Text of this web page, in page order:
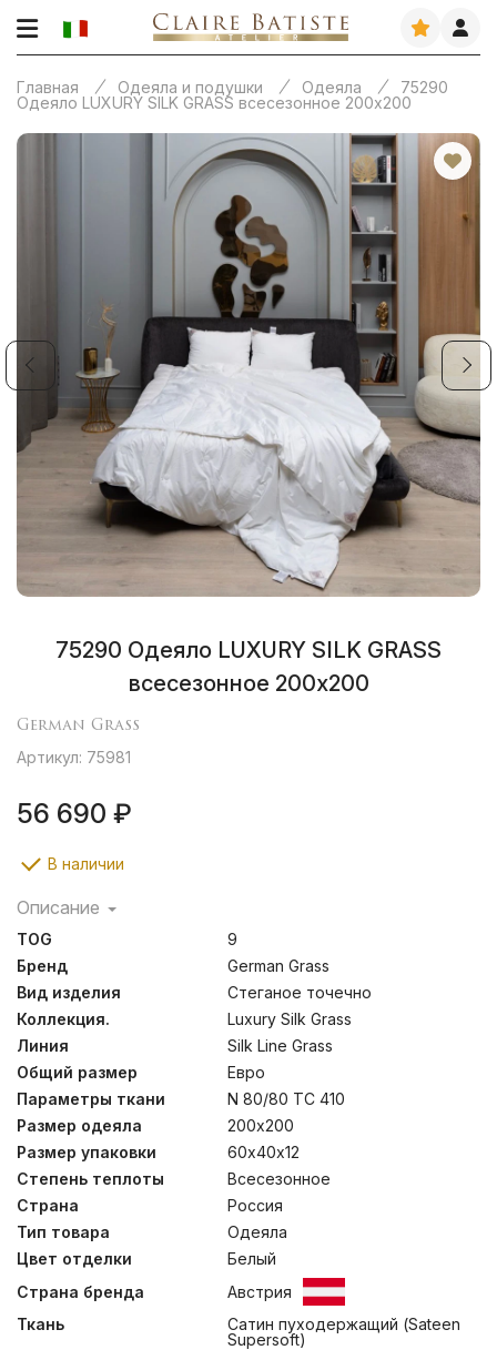
Главная Одеяла и подушки Одеяла
75290
Одеяло LUXURY SILK GRASS всесезонное 200х200
75290 Одеяло LUXURY SILK GRASS
всесезонное 200х200
German Grass
Артикул: 75981
56 690 ₽
В наличии
Описание
Luxury Silk Grass – это шелковая нежность и
изящество. Нежная и мягкая ткань Sateen Supersoft
искусно подчеркивает шелковистым глянцем всю
прелесть обольстительной коллекции. Эксклюзивная
«точечная» стежка одеял подчеркивает высокое
качество длинного и тонкого природного шелкового
волокна Mulberry. Классические подушки с
двусоставным внутренним наполнителем состоят на
85% из натуральной шелковой оболочки и на 15% из
инновационного синтетического 4-L волокна, 100%
Polyester® (предназначенного для придания
несминаемого объема). Рекомендована только сухая
чистка.
TOG
9
Бренд
German Grass
Вид изделия
Стеганое точечно
Коллекция.
Luxury Silk Grass
Линия
Silk Line Grass
Общий размер
Евро
Параметры ткани
N 80/80 TC 410
Размер одеяла
200х200
Размер упаковки
60х40х12
Степень теплоты
Всесезонное
Страна
Россия
Тип товара
Одеяла
Цвет отделки
Белый
Страна бренда
Австрия
Ткань
Сатин пуходержащий (Sateen
Supersoft)